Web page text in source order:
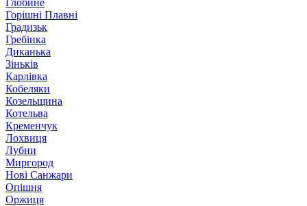
Глобине
Горішні Плавні
Градизьк
Гребінка
Диканька
Зіньків
Карлівка
Кобеляки
Козельщина
Котельва
Кременчук
Лохвиця
Лубни
Миргород
Нові Санжари
Опішня
Оржиця